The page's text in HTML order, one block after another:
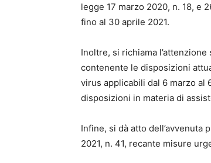
legge 17 marzo 2020, n. 18, e
fino al 30 aprile 2021.
Inoltre, si richiama
contenente le disposizioni
virus applicabili dal 6 marzo al
disposizioni in materia di
Infine, si dà atto
2021, n. 41, recante misure